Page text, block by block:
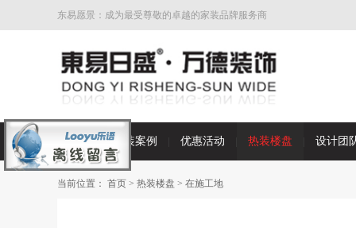
东易愿景：成为最受尊敬的卓越的家装品牌服务商
首页 家装案例 优惠活动 热装楼盘 设计团
当前位置： 首页 > 热装楼盘 > 在施工地